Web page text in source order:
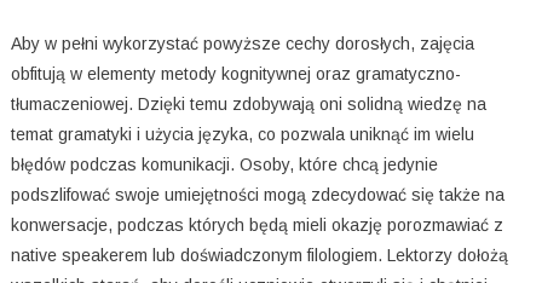
Aby w pełni wykorzystać powyższe cechy dorosłych, zajęcia
obfitują w elementy metody kognitywnej oraz gramatyczno-
tłumaczeniowej. Dzięki temu zdobywają oni solidną wiedzę na
temat gramatyki i użycia języka, co pozwala uniknąć im wielu
błędów podczas komunikacji. Osoby, które chcą jedynie
podszlifować swoje umiejętności mogą zdecydować się także na
konwersacje, podczas których będą mieli okazję porozmawiać z
native speakerem lub doświadczonym filologiem. Lektorzy dołożą